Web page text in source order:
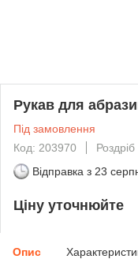
Рукав для
Під замовлення
Код: 203970
Роздріб
Відправка з 23
Ціну уточнюйте
Опис